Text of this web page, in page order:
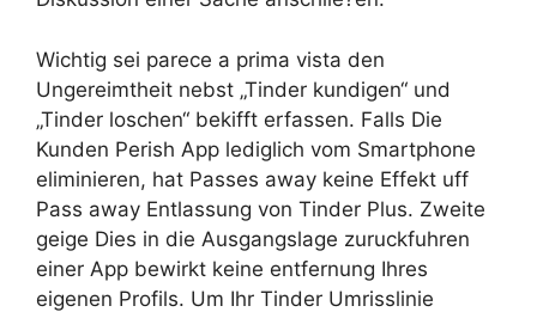
Wichtig sei parece a prima vista den
Ungereimtheit nebst „Tinder kundigen“ und
„Tinder loschen“ bekifft erfassen. Falls Die
Kunden Perish App lediglich vom Smartphone
eliminieren, hat Passes away keine Effekt uff
Pass away Entlassung von Tinder Plus. Zweite
geige Dies in die Ausgangslage zuruckfuhren
einer App bewirkt keine entfernung Ihres
eigenen Profils. Um Ihr Tinder Umrisslinie